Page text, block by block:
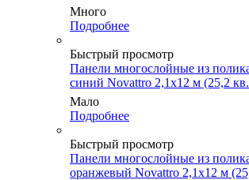
Много
Подробнее
Быстрый просмотр
Панели многослойные из
синий Novattro 2,1х12 м (25,2
Мало
Подробнее
Быстрый просмотр
Панели многослойные из
оранжевый Novattro 2,1х12 м